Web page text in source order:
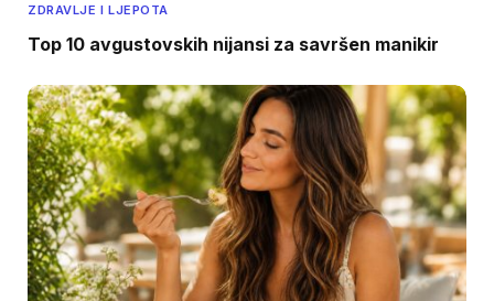
ZDRAVLJE I LJEPOTA
Top 10 avgustovskih nijansi za savršen manikir